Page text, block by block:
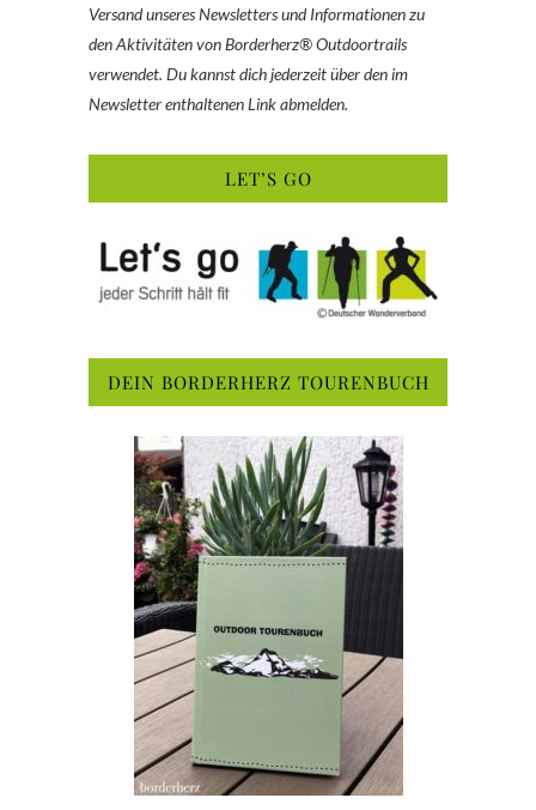
Versand unseres Newsletters und Informationen zu
den Aktivitäten von Borderherz® Outdoortrails
verwendet. Du kannst dich jederzeit über den im
Newsletter enthaltenen Link abmelden.
LET’S GO
DEIN BORDERHERZ TOURENBUCH